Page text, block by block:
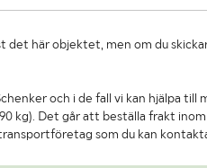
här objektet, men om du
och i de fall vi kan hjälpa till
kg). Det går att beställa frakt
som du kan